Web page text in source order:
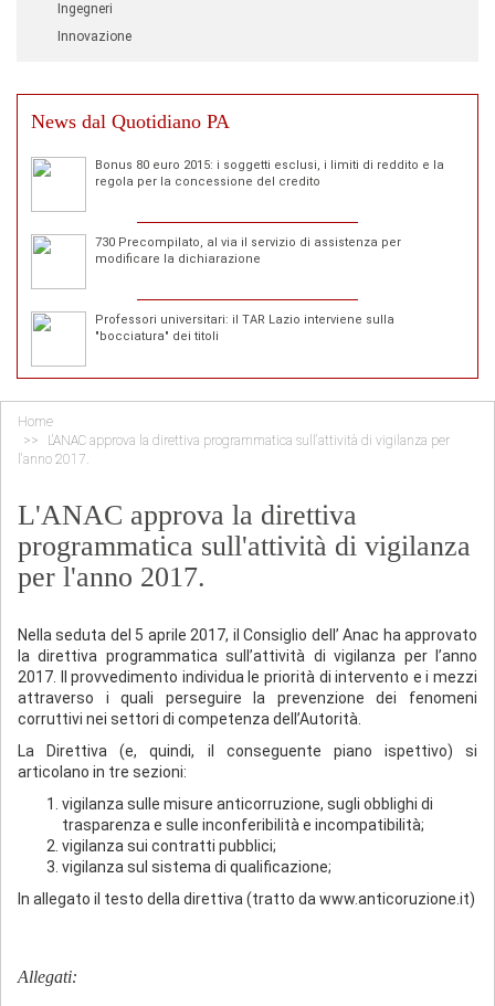
Ingegneri
Innovazione
News dal Quotidiano PA
Bonus 80 euro 2015: i soggetti esclusi, i limiti di reddito e la
regola per la concessione del credito
730 Precompilato, al via il servizio di assistenza per
modificare la dichiarazione
Professori universitari: il TAR Lazio interviene sulla
"bocciatura" dei titoli
Home
L'ANAC approva la direttiva programmatica sull'attività di vigilanza per
l'anno 2017.
L'ANAC approva la direttiva
programmatica sull'attività di vigilanza
per l'anno 2017.
Nella seduta del 5 aprile 2017, il Consiglio dell’ Anac ha approvato
la direttiva programmatica sull’attività di vigilanza per l’anno
2017. Il provvedimento individua le priorità di intervento e i mezzi
attraverso i quali perseguire la prevenzione dei fenomeni
corruttivi nei settori di competenza dell’Autorità.
La Direttiva (e, quindi, il conseguente piano ispettivo) si
articolano in tre sezioni:
vigilanza sulle misure anticorruzione, sugli obblighi di
trasparenza e sulle inconferibilità e incompatibilità;
vigilanza sui contratti pubblici;
vigilanza sul sistema di qualificazione;
In allegato il testo della direttiva (tratto da www.anticoruzione.it)
Allegati: